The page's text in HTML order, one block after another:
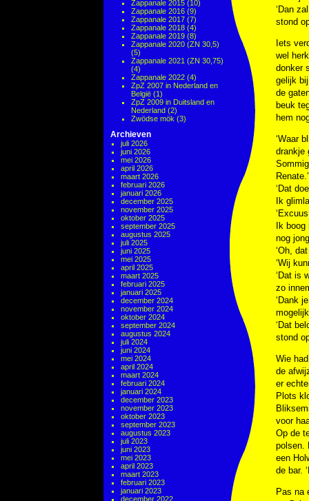
Zappanale 2015 (10)
Zappanale 2016 (9)
Zappanale 2017 (7)
Zappanale 2018 (4)
Zappanale 2019 (8)
Zappanale 2020 (ZN 30,5)
(5)
Zappanale 2021 (ZN 30,75)
(4)
Zappanale 2022 (4)
ZpZ 2007 in Nederland en
België (1)
ZpZ 2009 in Duitsland en
Nederland (2)
Zwödse mök (3)
Archieven
juli 2026
juni 2026
mei 2026
april 2026
maart 2026
februari 2026
januari 2026
december 2025
november 2025
oktober 2025
september 2025
augustus 2025
juli 2025
juni 2025
mei 2025
april 2025
maart 2025
februari 2025
januari 2025
december 2024
november 2024
oktober 2024
september 2024
augustus 2024
juli 2024
juni 2024
mei 2024
april 2024
maart 2024
februari 2024
januari 2024
december 2023
november 2023
oktober 2023
september 2023
augustus 2023
juli 2023
juni 2023
mei 2023
april 2023
maart 2023
februari 2023
januari 2023
december 2022
‘Dan
stond
Iets
wel
donker
gelijk
de
beuk
hem
‘Waar
drankje
Renate.’
‘Dat
Ik
Ik
nog
‘Oh,
‘Wij
‘Dat is
zo
‘Dank
‘Dat
stond
Wie
de
er
Plots
voor
Op de
polsen.
een
de bar.
Pas na